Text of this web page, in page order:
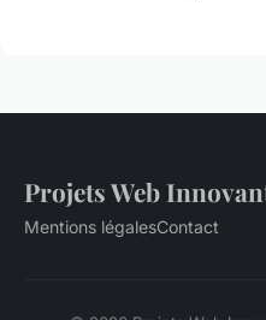
Projets Web
Mentions légalesContact